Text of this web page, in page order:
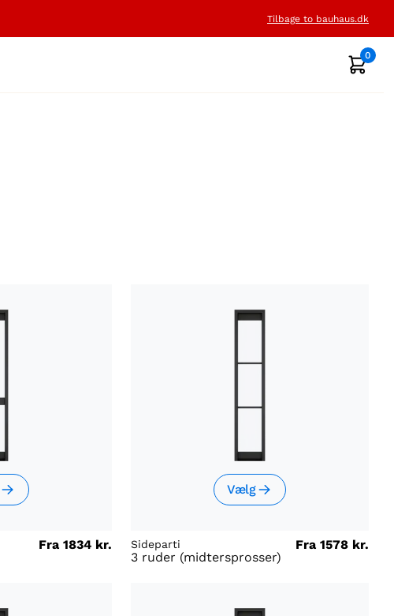
Tilbage to bauhaus.dk
0
Fra 1834 kr.
Vælg
Sideparti Fra 1578 kr.
3 ruder (midtersprosser)